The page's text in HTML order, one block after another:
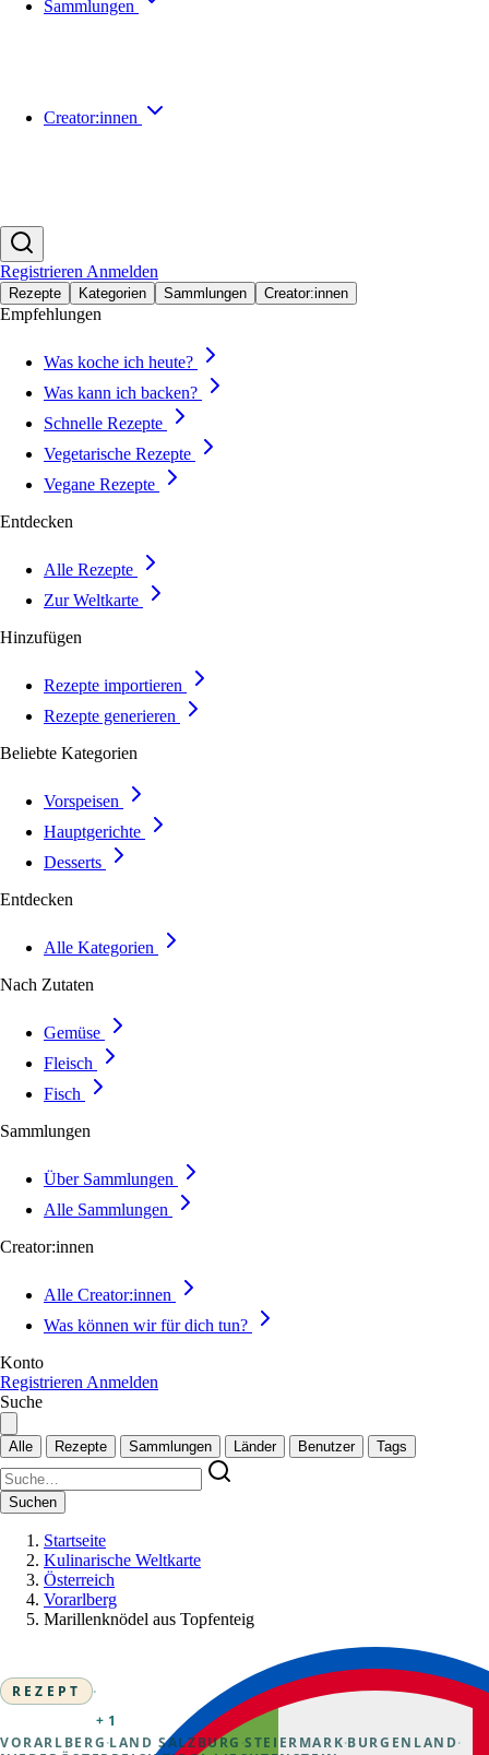
Sammlungen
Creator:innen
Registrieren Anmelden
Rezepte Kategorien Sammlungen Creator:innen
Empfehlungen
Was koche ich heute?
Was kann ich backen?
Schnelle Rezepte
Vegetarische Rezepte
Vegane Rezepte
Entdecken
Alle Rezepte
Zur Weltkarte
Hinzufügen
Rezepte importieren
Rezepte generieren
Beliebte Kategorien
Vorspeisen
Hauptgerichte
Desserts
Entdecken
Alle Kategorien
Nach Zutaten
Gemüse
Fleisch
Fisch
Sammlungen
Über Sammlungen
Alle Sammlungen
Creator:innen
Alle Creator:innen
Was können wir für dich tun?
Konto
Registrieren Anmelden
Suche
Alle Rezepte Sammlungen Länder Benutzer Tags
Suchen
Startseite
Kulinarische Weltkarte
Österreich
Vorarlberg
Marillenknödel aus Topfenteig
REZEPT
·
+1
VORARLBERG ·LAND SALZBURG ·STEIERMARK·BURGENLAND·